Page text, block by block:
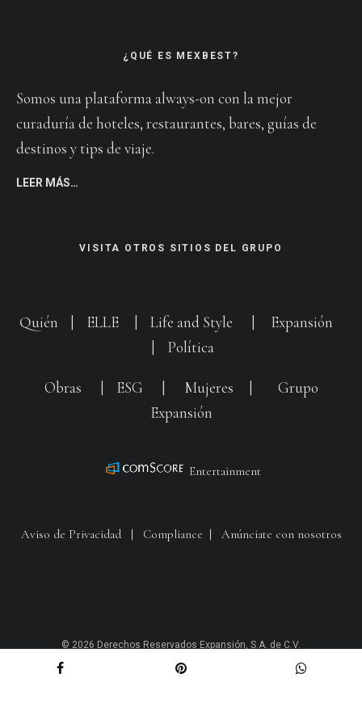
¿QUÉ ES MEXBEST?
Somos una plataforma always-on con la mejor
curaduría de hoteles, restaurantes, bares, guías de
destinos y tips de viaje.
LEER MÁS…
VISITA OTROS SITIOS DEL GRUPO
Quién ELLE Life and Style
Expansión
Política
Obras ESG Mujeres
Grupo
Expansión
Entertainment
Aviso de Privacidad| Compliance | Anúnciate con nosotros
© 2026 Derechos Reservados Expansión, S.A. de C.V.